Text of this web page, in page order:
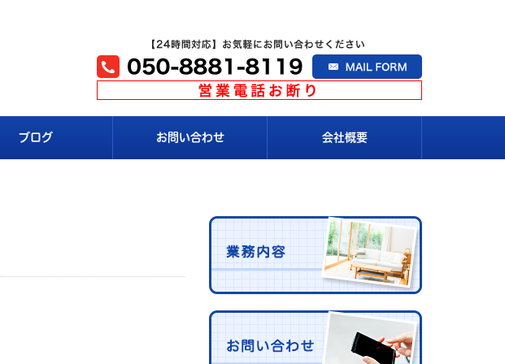
ブログ お問い合わせ 会社概要